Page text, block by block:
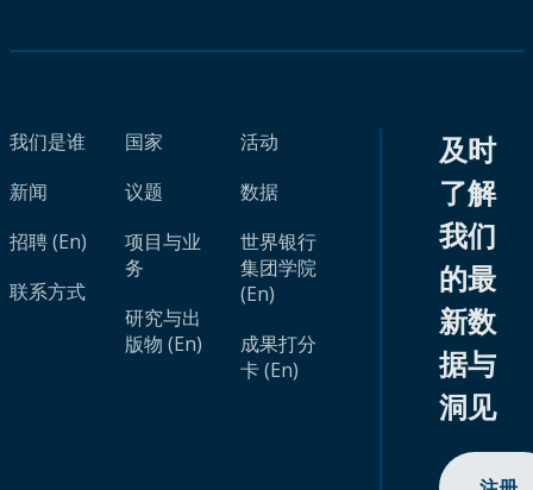
我们是谁
新闻
招聘 (En)
联系方式
国家
议题
项目与业
务
研究与出
版物 (En)
活动
数据
世界银行
集团学院
(En)
成果打分
卡 (En)
及时
了解
我们
的最
新数
据与
洞见